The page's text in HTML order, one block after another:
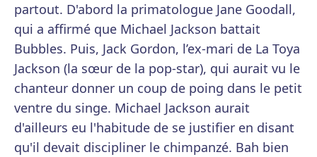
partout. D'abord la primatologue Jane Goodall,
qui a affirmé que Michael Jackson battait
Bubbles. Puis, Jack Gordon, l’ex-mari de La Toya
Jackson (la sœur de la pop-star), qui aurait vu le
chanteur donner un coup de poing dans le petit
ventre du singe. Michael Jackson aurait
d'ailleurs eu l'habitude de se justifier en disant
qu'il devait discipliner le chimpanzé. Bah bien